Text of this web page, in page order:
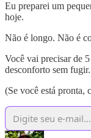
Eu preparei um
hoje.
Não é longo. Não é
Você vai precisar de
desconforto sem fugir.
(Se você está pronta,